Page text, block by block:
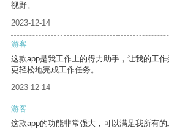
视野。
2023-12-14
游客
这款app是我工作上的得力助手，让我的工
更轻松地完成工作任务。
2023-12-14
游客
这款app的功能非常强大，可以满足我所有